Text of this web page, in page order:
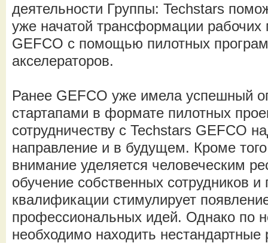
деятельности Группы: Techstars
уже начатой трансформации рабочих
GEFCO с помощью пилотных
акселераторов.
Ранее GEFCO уже имела успешный
стартапами в формате пилотных
сотрудничеству с Techstars GEFCO
направление и в будущем. Кроме
внимание уделяется человеческим
обучение собственных сотрудников
квалификации стимулирует
профессиональных идей. Однако по
необходимо находить